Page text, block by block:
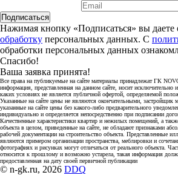
Подписаться
Нажимая кнопку «Подписаться» вы даете
обработку персональных данных. С
обработки персональных данных
Спасибо!
Ваша заявка принята!
Все права на публикуемые на сайте материалы принадлежат ГК
информация, представленная на данном сайте, носит
каких условиях не является публичной офертой, определяемой
Указанные на сайте цены не являются окончательными, застройщик
указанные на сайте цены без какого-либо предварительного
индивидуально и определяется непосредственно при подписании
Качественные характеристики квартир и нежилых помещений, а
объекта в целом, приведенные на сайте, не обладают признаками
рабочей документации на строительство объекта. Представленные
являются примером организации пространства, меблировки и
фотографиях и рисунках могут отличаться от реального объекта.
относится к прошлому и возможно устарела, такая информация
предоставленная на дату своей первичной публикации
© n-gk.ru, 2026 DDQ